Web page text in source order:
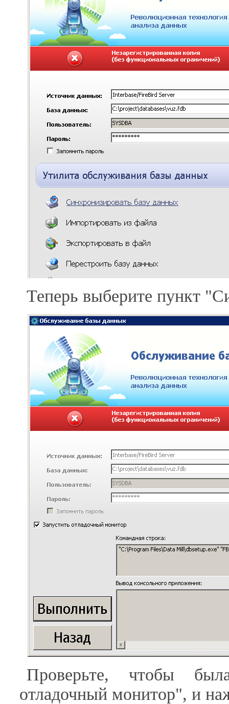
Теперь выберите пункт
Проверьте, чтобы
отладочный монитор", и